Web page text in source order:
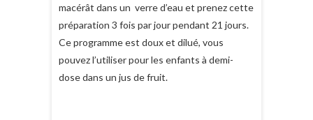
macérât dans un verre d’eau et prenez cette
préparation 3 fois par jour pendant 21 jours.
Ce programme est doux et dilué, vous
pouvez l’utiliser pour les enfants à demi-
dose dans un jus de fruit.